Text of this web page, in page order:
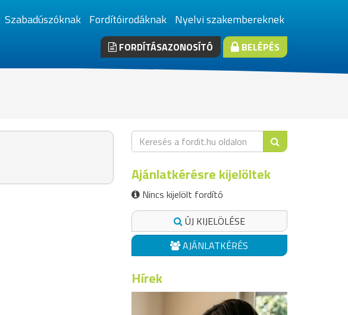
Szabadúszóknak Fordítóirodáknak Nyelvi szakembereknek
FORDÍTÁSAZONOSÍTÓ BELÉPÉS
Ajánlatkérésre kijelöltek
Nincs kijelölt fordító
ÚJ KIJELÖLÉSE
AJÁNLATKÉRÉS
Hírek